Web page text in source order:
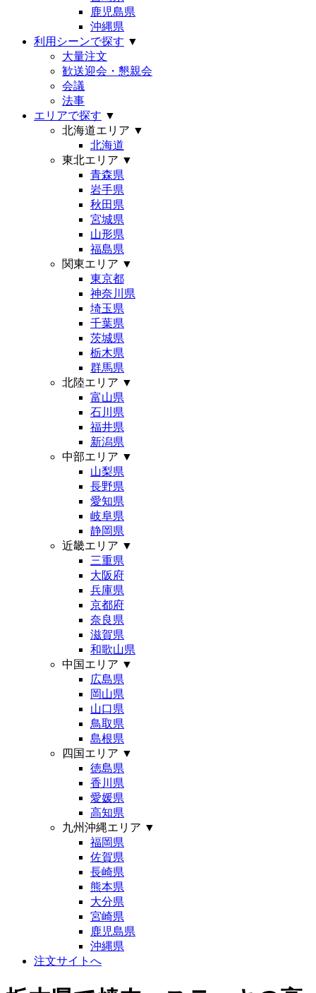
鹿児島県
沖縄県
利用シーンで探す ▼
大量注文
歓送迎会・懇親会
会議
法事
エリアで探す ▼
北海道エリア ▼
北海道
東北エリア ▼
青森県
岩手県
秋田県
宮城県
山形県
福島県
関東エリア ▼
東京都
神奈川県
埼玉県
千葉県
茨城県
栃木県
群馬県
北陸エリア ▼
富山県
石川県
福井県
新潟県
中部エリア ▼
山梨県
長野県
愛知県
岐阜県
静岡県
近畿エリア ▼
三重県
大阪府
兵庫県
京都府
奈良県
滋賀県
和歌山県
中国エリア ▼
広島県
岡山県
山口県
鳥取県
島根県
四国エリア ▼
徳島県
香川県
愛媛県
高知県
九州沖縄エリア ▼
福岡県
佐賀県
長崎県
熊本県
大分県
宮崎県
鹿児島県
沖縄県
注文サイトへ